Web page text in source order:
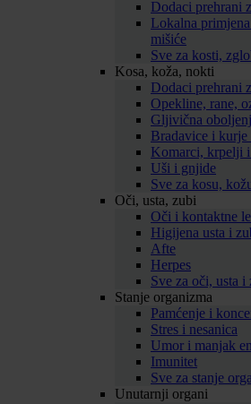
Dodaci prehrani
Lokalna
mišiće
Sve za kosti,
Kosa, koža, nokti
Dodaci prehrani
Opekline, rane,
Gljivična
Bradavice i kurje
Komarci, krpelji
Uši i gnjide
Sve za kosu,
Oči, usta, zubi
Oči i kontaktne
Higijena usta i
Afte
Herpes
Sve za oči, usta i
Stanje organizma
Pamćenje i
Stres i nesanica
Umor i manjak
Imunitet
Sve za stanje
Unutarnji organi